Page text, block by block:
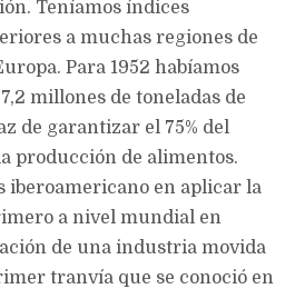
Teníamos índices
a muchas regiones de
Para 1952 habíamos
millones de toneladas de
de garantizar el 75% del
producción de alimentos.
iberoamericano en aplicar la
a nivel mundial en
de una industria movida
tranvía que se conoció en